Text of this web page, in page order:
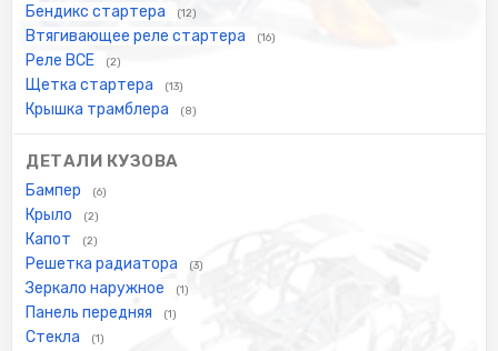
Бендикс стартера (12)
Втягивающее реле стартера (16)
Реле ВСЕ (2)
Щетка стартера (13)
Крышка трамблера (8)
ДЕТАЛИ КУЗОВА
Бампер (6)
Крыло (2)
Капот (2)
Решетка радиатора (3)
Зеркало наружное (1)
Панель передняя (1)
Стекла (1)